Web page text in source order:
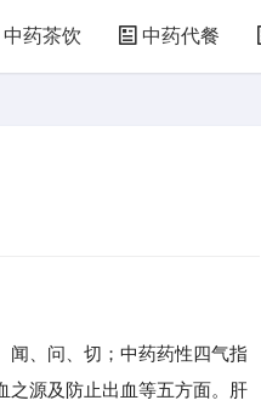
中药茶饮 中药代餐
、问、切；中药药性四气指
之源及防止出血等五方面。肝